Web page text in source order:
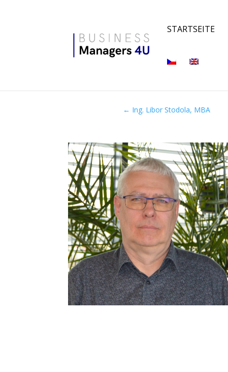
STARTSEITE
← Ing. Libor Stodola, MBA